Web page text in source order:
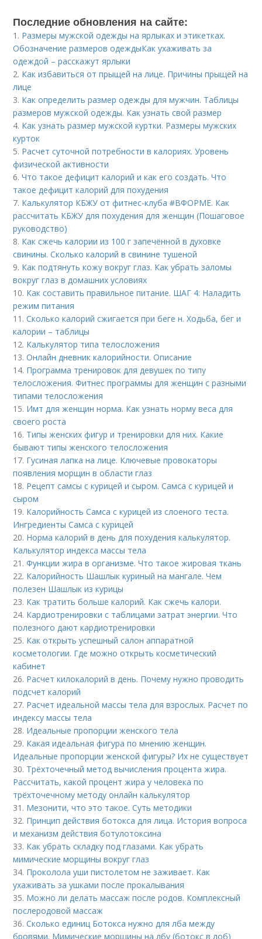
Последние обновления на сайте:
1. Размеры мужской одежды на ярлыках и этикетках.
Обозначение размеров одеждыКак ухаживать за
одеждой – расскажут ярлыки
2. Как избавиться от прыщей на лице. Причины прыщей на
лице
3. Как определить размер одежды для мужчин. Таблицы
размеров мужской одежды. Как узнать свой размер
4. Как узнать размер мужской куртки. Размеры мужских
курток
5. Расчет суточной потребности в калориях. Уровень
физической активности
6.Что такое дефицит калорий и как его создать. Что
такое дефицит калорий для похудения
7. Калькулятор КБЖУ от фитнес-клуба #ВФОРМЕ. Как
рассчитать КБЖУ для похудения для женщин (Пошаговое
руководство)
8. Как сжечь калории из 100 г запечённой в духовке
свинины. Сколько калорий в свинине тушеной
9. Как подтянуть кожу вокруг глаз. Как убрать заломы
вокруг глаз в домашних условиях
10. Как составить правильное питание. ШАГ 4: Наладить
режим питания
11.Сколько калорий сжигается при беге н. Ходьба, бег и
калории – таблицы
12. Калькулятор типа телосложения
13.Онлайн дневник калорийности. Описание
14. Программа тренировок для девушек по типу
телосложения. Фитнес программы для женщин с разными
типами телосложения
15. Имт для женщин норма. Как узнать норму веса для
своего роста
16. Типы женских фигур и тренировки для них. Какие
бывают типы женского телосложения
17. Гусиная лапка на лице. Ключевые провокаторы
появления морщин в области глаз
18. Рецепт самсы с курицей и сыром. Самса с курицей и
сыром
19. Калорийность Самса с курицей из слоеного теста.
Ингредиенты Самса с курицей
20. Норма калорий в день для похудения калькулятор.
Калькулятор индекса массы тела
21.Функции жира в организме. Что такое жировая ткань
22. Калорийность Шашлык куриный на мангале. Чем
полезен Шашлык из курицы
23. Как тратить больше калорий. Как сжечь калори.
24. Кардиотренировки с таблицами затрат энергии. Что
полезного дают кардиотренировки
25. Как открыть успешный салон аппаратной
косметологии. Где можно открыть косметический
кабинет
26. Расчет килокалорий в день. Почему нужно проводить
подсчет калорий
27. Расчет идеальной массы тела для взрослых. Расчет по
индексу массы тела
28. Идеальные пропорции женского тела
29. Какая идеальная фигура по мнению женщин.
Идеальные пропорции женской фигуры? Их не существует
30. Трёхточечный метод вычисления процента жира.
Рассчитать, какой процент жира у человека по
трёхточечному методу онлайн калькулятор
31. Мезонити, что это такое. Суть методики
32. Принцип действия ботокса для лица. История вопроса
и механизм действия ботулотоксина
33. Как убрать складку под глазами. Как убрать
мимические морщины вокруг глаз
34. Проколола уши пистолетом не заживает. Как
ухаживать за ушками после прокалывания
35. Можно ли делать массаж после родов. Комплексный
послеродовой массаж
36.Сколько единиц Ботокса нужно для лба между
бровями. Мимические морщины на лбу (ботокс в лоб)